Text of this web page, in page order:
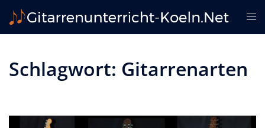
Zum
Inhalt
springen
Schlagwort: Gitarrenarten